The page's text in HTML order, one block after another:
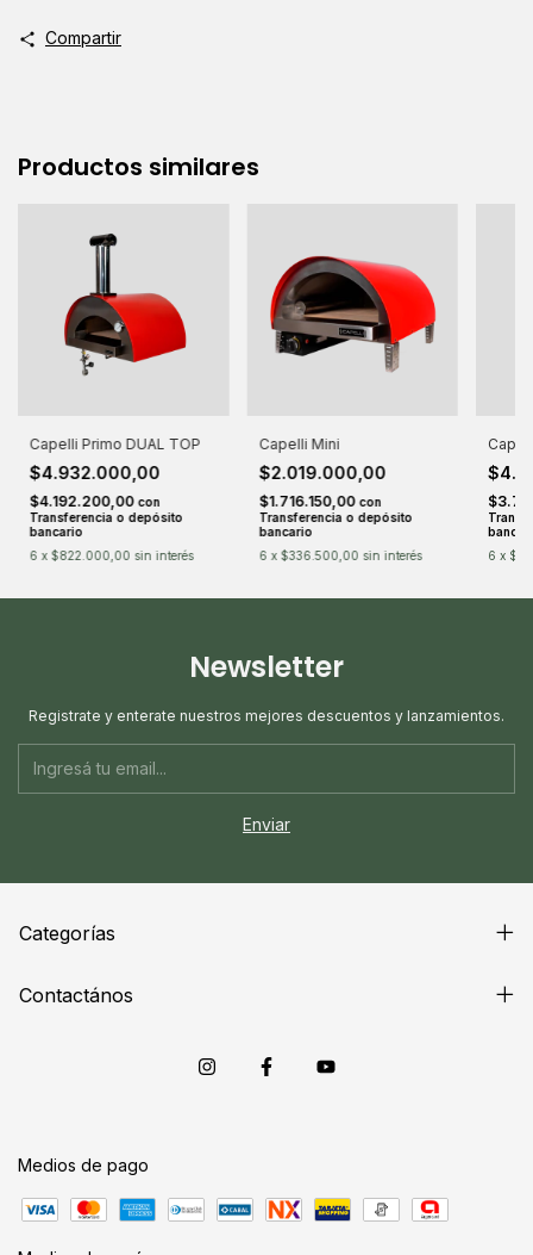
Compartir
Productos similares
Capelli Primo DUAL TOP
$4.932.000,00
$4.192.200,00 con
Transferencia o depósito
bancario
6 x $822.000,00 sin interés
Capelli Mini
$2.019.000,00
$1.716.150,00 con
Transferencia o depósito
bancario
6 x $336.500,00 sin interés
6 x
Newsletter
Registrate y enterate nuestros mejores descuentos y lanzamientos.
Categorías
Contactános
Medios de pago